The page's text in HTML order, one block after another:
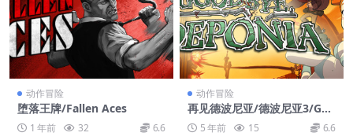
动作冒险
堕落王牌/Fallen Aces
1 年前 32 6.6
动作冒险
再见德波尼亚/德波尼亚3/Goo
dbye Deponia
5 年前 15 6.6